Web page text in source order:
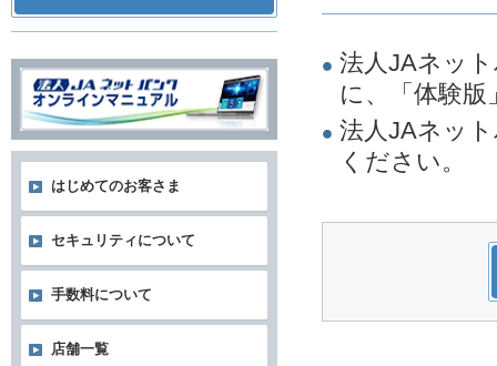
法人JAネッ
に、「体験
法人JAネッ
ください。
はじめてのお客さま
セキュリティについて
手数料について
店舗一覧